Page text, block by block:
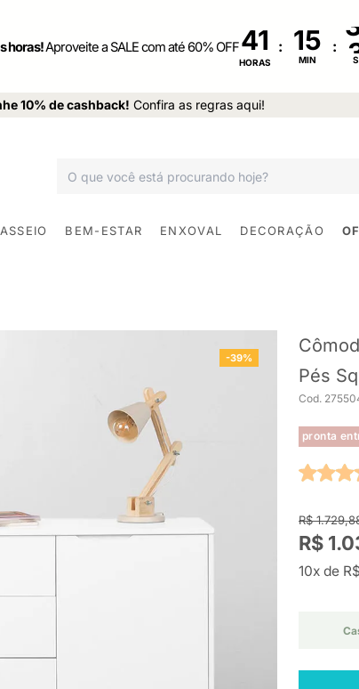
horas!Aproveite a SALE com até 60% OFF41
HORAS
:
MIN
:
10% de cashback! Confira as regras aqui!
BEM-ESTAR ENXOVAL DECORAÇÃO
-39%
Pés
Cod.
pronta
R$
R$
10x de